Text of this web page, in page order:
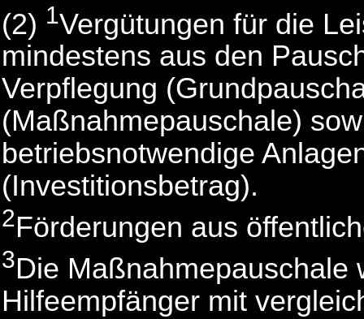
(2) 1Vergütungen für die
mindestens aus den
Verpflegung
(Maßnahmepauschale)
betriebsnotwendige
(Investitionsbetrag).
2Förderungen aus
3Die Maßnahmepauschale
Hilfeempfänger mit